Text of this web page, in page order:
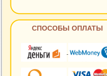
СПОСОБЫ ОПЛАТЫ